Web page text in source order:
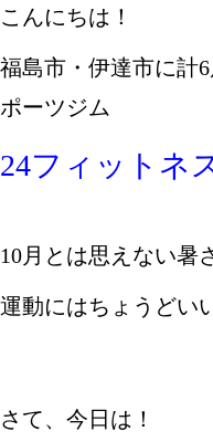
こんにちは！
福島市・伊達市に計
ポーツジム
24フィットネ
10月とは思えない暑
運動にはちょうどい
さて、今日は！